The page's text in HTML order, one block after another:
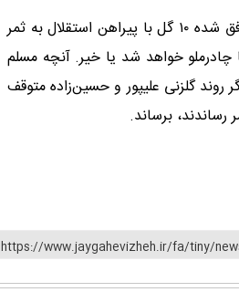
به هر حال باید دید در روزهای آتی چه اتفاقی خواهد افتاد و رامین رضاییان که تا کنون موفق شده ۱۰ گل با پیراهن استقلال به ثمر
چادرملو خواهد شد یا خیر. آنچه مسلم
روند گلزنی علیپور و حسین‌زاده متوقف
برساند.
https://www.jaygahevizheh.ir/fa/tiny/